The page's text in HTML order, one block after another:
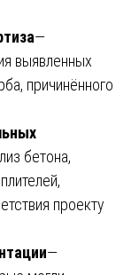
—
выявленных
причинённого
бетона,
проекту
—